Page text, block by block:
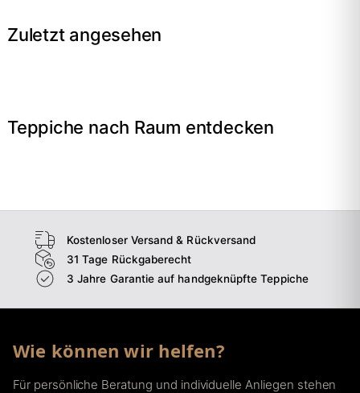
Zuletzt angesehen
Teppiche nach Raum entdecken
Wohnzimmer
Kostenloser Versand & Rückversand
31 Tage Rückgaberecht
3 Jahre Garantie auf handgeknüpfte Teppiche
Wie können wir helfen?
Für persönliche Beratung und individuelle Anliegen stehen